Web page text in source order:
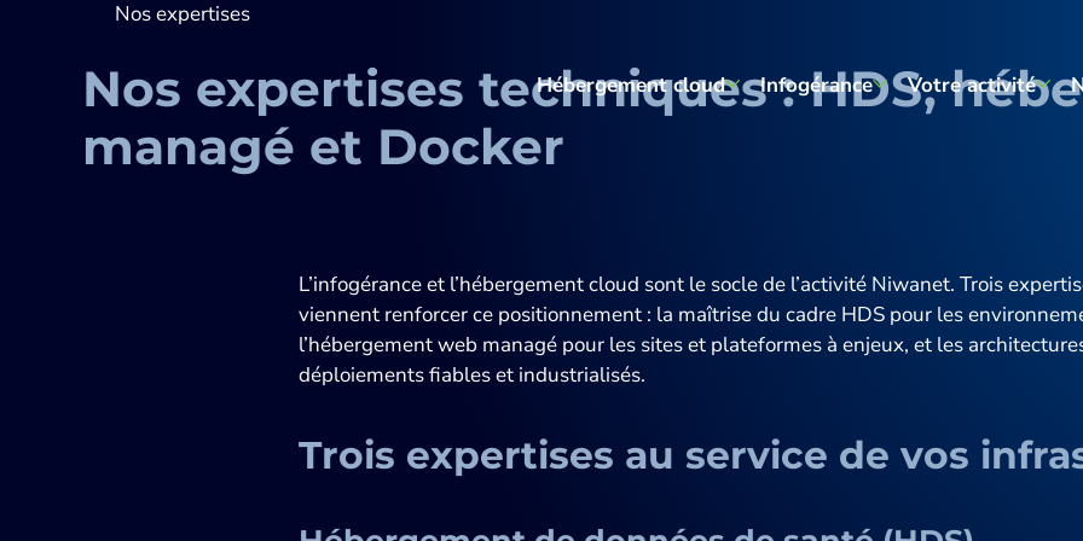
Hébergement cloud
Performance & scalabilité
Sécurité & conformité
Infogérance
Gestion des incidents &
Sauvegardes externalisées
Votre activité
E-commerce et
Grandes
Nos expertises
Nos expertises techniques : HDS,
managé et Docker
L’infogérance et l’hébergement cloud sont le socle de l’activité Niwanet. Trois
viennent renforcer ce positionnement : la maîtrise du cadre HDS pour les
l’hébergement web managé pour les sites et plateformes à enjeux, et les
déploiements fiables et industrialisés.
Trois expertises au service de vos